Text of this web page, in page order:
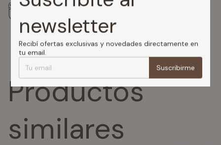
Tus datos protegidos
Productos
similares
newsletter
Recibí ofertas exclusivas y novedades directamente en
tu email.
Suscribirme